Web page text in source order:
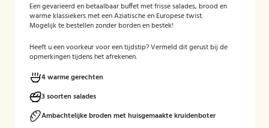
Een gevarieerd en betaalbaar buffet met frisse salades, brood en
warme klassiekers met een Aziatische en Europese twist.
Mogelijk te bestellen zonder borden en bestek!
Heeft u een voorkeur voor een tijdstip? Vermeld dit gerust bij de
opmerkingen tijdens het afrekenen.
4 warme gerechten
3 soorten salades
Ambachtelijke broden met huisgemaakte kruidenboter